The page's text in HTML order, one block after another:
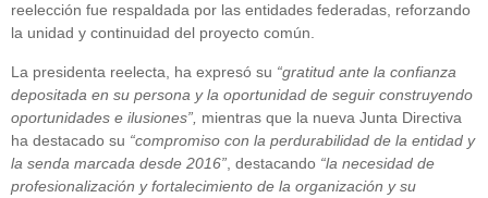
reelección fue respaldada por las entidades federadas, reforzando
la unidad y continuidad del proyecto común.
La presidenta reelecta, ha expresó su “gratitud ante la confianza
depositada en su persona y la oportunidad de seguir construyendo
oportunidades e ilusiones”, mientras que la nueva Junta Directiva
ha destacado su “compromiso con la perdurabilidad de la entidad y
la senda marcada desde 2016” , destacando “la necesidad de
profesionalización y fortalecimiento de la organización y su